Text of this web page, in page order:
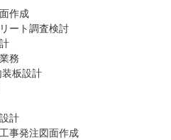
作成
ート調査検討
務
装板設計
計
事発注図面作成